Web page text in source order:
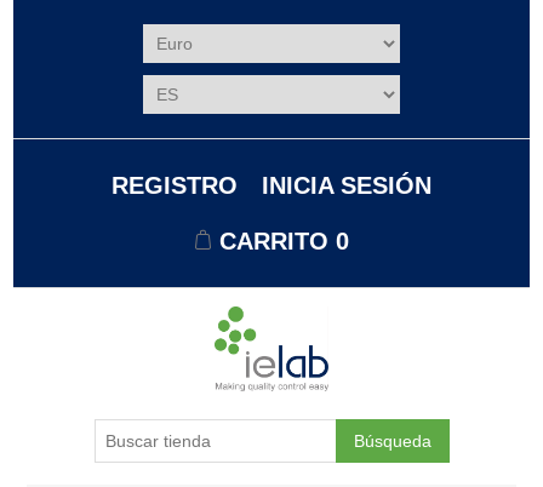
REGISTRO INICIA SESIÓN
CARRITO 0
Búsqueda